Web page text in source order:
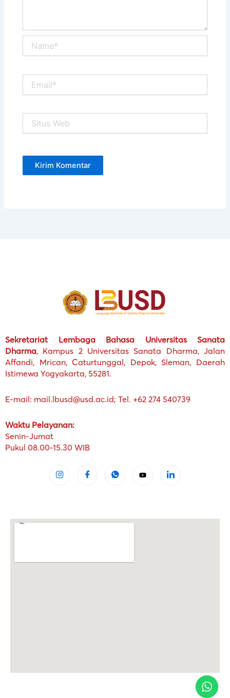
Web
Sekretariat Lembaga Bahasa Universitas Sanata
Dharma, Kampus 2 Universitas Sanata Dharma, Jalan
Affandi, Mrican, Caturtunggal, Depok, Sleman, Daerah
Istimewa Yogyakarta, 55281.
E-mail: mail.lbusd@usd.ac.id; Tel. +62 274 540739
Waktu Pelayanan:
Senin-Jumat
Pukul 08.00-15.30 WIB